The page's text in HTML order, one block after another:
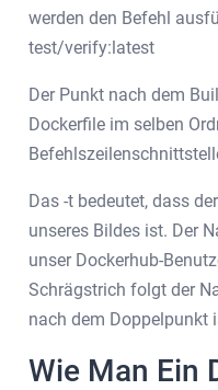
werden den Befehl
test/verify:latest
Der Punkt nach dem
Dockerfile im selben
Das -t bedeutet, dass
unseres Bildes ist. Der
unser Dockerhub-
Schrägstrich folgt der
nach dem Doppelpunkt
Wie Man Ein